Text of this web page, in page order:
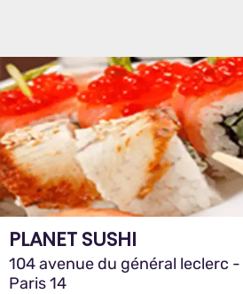
PLANET SUSHI
104 avenue du général leclerc -
Paris 14